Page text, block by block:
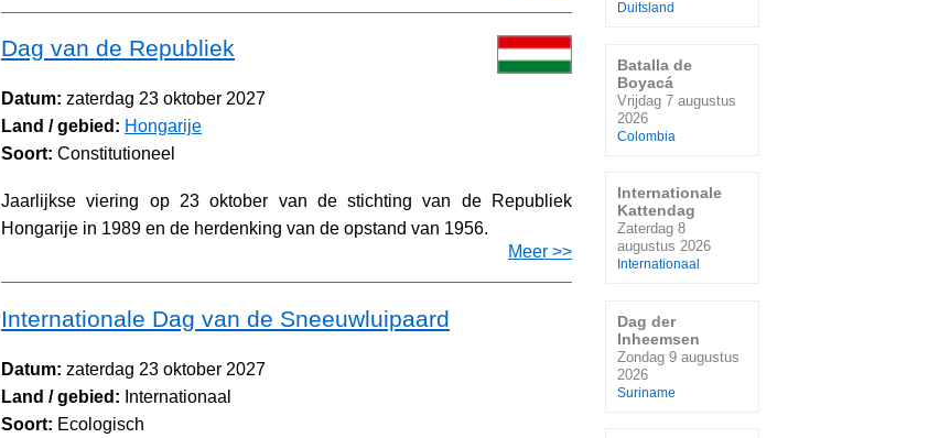
Dag van de Republiek
Datum: zaterdag 23 oktober 2027
Land / gebied: Hongarije
Soort: Constitutioneel
Jaarlijkse viering op 23 oktober van de stichting van de Republiek
Hongarije in 1989 en de herdenking van de opstand van 1956.
Meer >>
Internationale Dag van de Sneeuwluipaard
Datum: zaterdag 23 oktober 2027
Land / gebied: Internationaal
Soort: Ecologisch
Duitsland
Batalla de
Boyacá
Vrijdag 7 augustus
2026
Colombia
Internationale
Kattendag
Zaterdag 8
augustus 2026
Internationaal
Dag der
Inheemsen
Zondag 9 augustus
2026
Suriname